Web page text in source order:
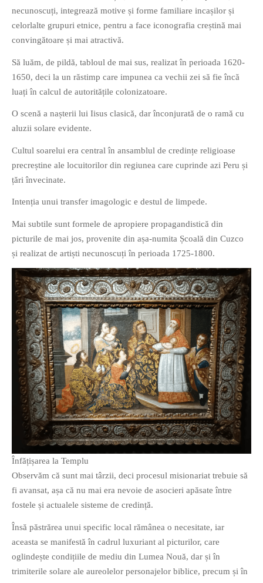
Ce fac?
Contact
Albastra!
Download 101 Movie
Acrostics!
GloryBox.ro
Vreau-schimbare.ro
PRIETENI DIN BREASLA
Filme-Carti.ro
necunoscuți, integrează motive și forme familiare incașilor și
celorlalte grupuri etnice, pentru a face iconografia creștină mai
convingătoare și mai atractivă.
Să luăm, de pildă, tabloul de mai sus, realizat în perioada 1620-
1650, deci la un răstimp care impunea ca vechii zei să fie încă
luați în calcul de autoritățile colonizatoare.
O scenă a nașterii lui Iisus clasică, dar înconjurată de o ramă cu
aluzii solare evidente.
Cultul soarelui era central în ansamblul de credințe religioase
precreștine ale locuitorilor din regiunea care cuprinde azi Peru și
țări învecinate.
Intenția unui transfer imagologic e destul de limpede.
Mai subtile sunt formele de apropiere propagandistică din
picturile de mai jos, provenite din așa-numita Școală din Cuzco
și realizat de artiști necunoscuți în perioada 1725-1800.
Înfățișarea la Templu
Observăm că sunt mai târzii, deci procesul misionariat trebuie să
fi avansat, așa că nu mai era nevoie de asocieri apăsate între
fostele și actualele sisteme de credință.
Însă păstrărea unui specific local rămânea o necesitate, iar
aceasta se manifestă în cadrul luxuriant al picturilor, care
oglindește condițiile de mediu din Lumea Nouă, dar și în
trimiterile solare ale aureolelor personajelor biblice, precum și în